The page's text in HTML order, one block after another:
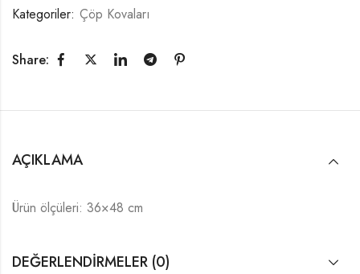
Kategoriler: Çöp Kovaları
Share:
AÇIKLAMA
Ürün ölçüleri: 36×48 cm
DEĞERLENDIRMELER (0)